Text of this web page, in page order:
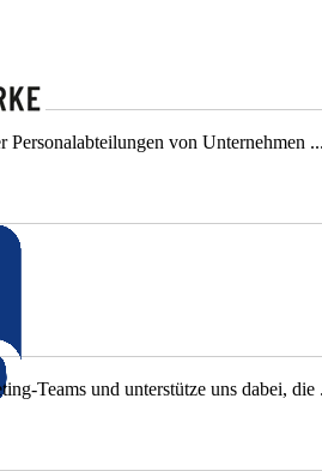
Personalabteilungen von Unternehmen ...
Teams und unterstütze uns dabei, die